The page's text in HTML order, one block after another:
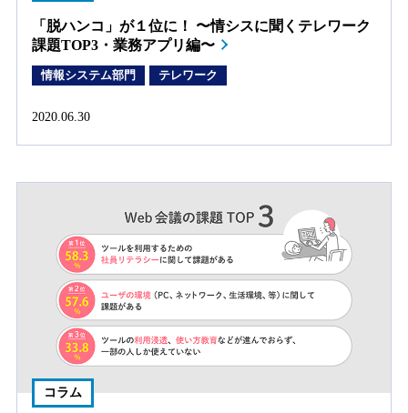
「脱ハンコ」が１位に！ 〜情シスに聞くテレワーク
課題TOP3・業務アプリ編〜
情報システム部門 テレワーク
2020.06.30
コラム